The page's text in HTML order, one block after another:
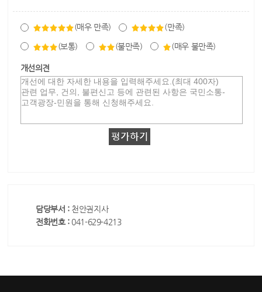
(매우 만족) (만족)
(보통) (불만족) (매우 불만족)
개선의견
담당부서 : 천안권지사
전화번호 : 041-629-4213